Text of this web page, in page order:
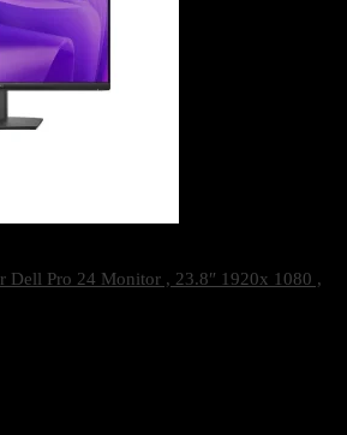
Dell Pro 24 Monitor , 23.8″ 1920x 1080 ,